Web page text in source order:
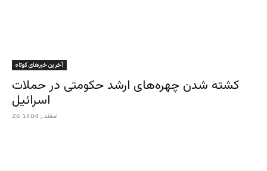
آخرین خبرهای کوتاه
کشته شدن چهره‌های ارشد حکومتی در حملات
اسرائیل
26 اسفند , 1404